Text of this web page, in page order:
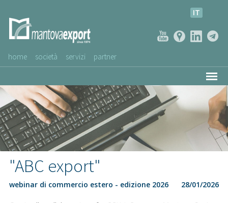
IT
home società servizi partner
AZIENDE CLIENTI
NEWS
VIDEO
SERVIZIO CLIENTI
"ABC export"
webinar di commercio estero - edizione 2026 28/01/2026